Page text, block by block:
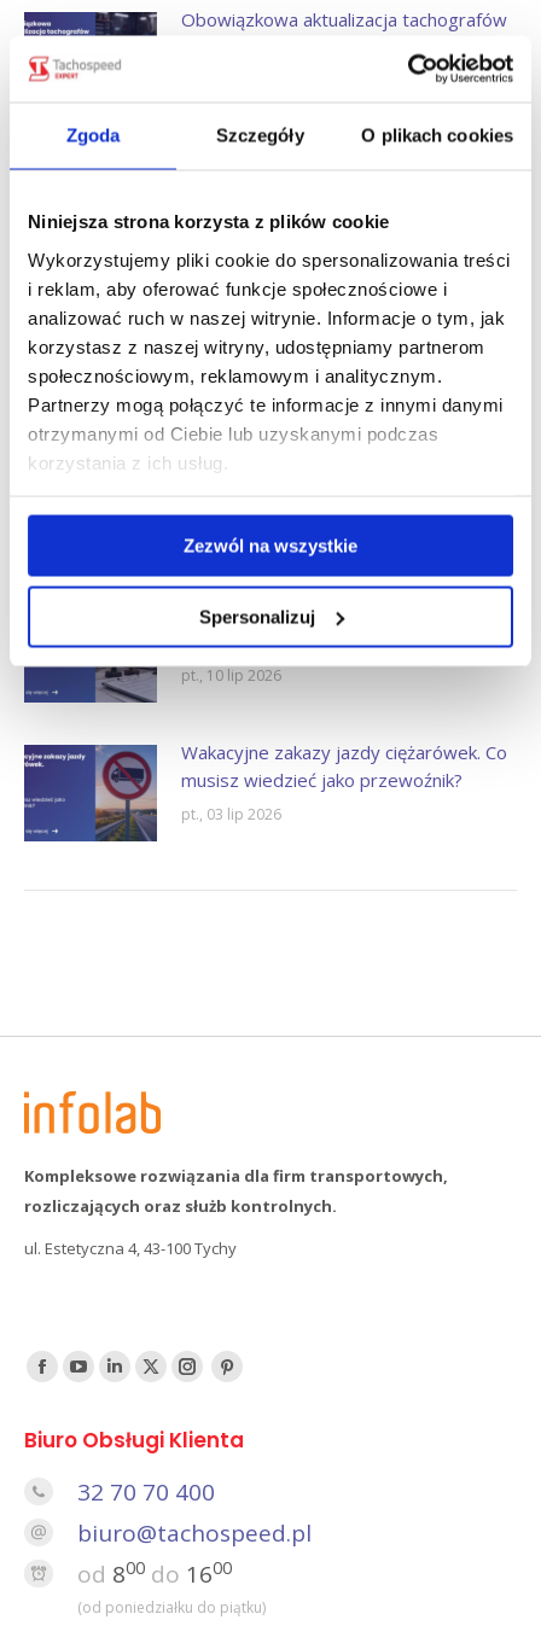
Zgoda Szczegóły O plikach cookies
Niniejsza strona korzysta z plików cookie
Wykorzystujemy pliki cookie do spersonalizowania treści
i reklam, aby oferować funkcje społecznościowe i
analizować ruch w naszej witrynie. Informacje o tym, jak
korzystasz z naszej witryny, udostępniamy partnerom
społecznościowym, reklamowym i analitycznym.
Partnerzy mogą połączyć te informacje z innymi danymi
otrzymanymi od Ciebie lub uzyskanymi podczas
korzystania z ich usług.
Zezwól na wszystkie
Spersonalizuj
Obowiązkowa aktualizacja tachografów
trzeba zaktualizować i kiedy?
2026 r.
pt., 31 lip 2026
Zwrot myta we Włoszech za korki.
Przewoźnik może odzyskać nawet
100% opłaty.
pt., 24 lip 2026
European Labour Authority (ELA)
transporcie międzynarodowym.
pt., 17 lip 2026
Kontrole umów cywilnoprawnych po 8
lipca 2026. PIP zapowiada nową jakość.
pt., 10 lip 2026
Wakacyjne zakazy jazdy ciężarówek. Co
musisz wiedzieć jako przewoźnik?
pt., 03 lip 2026
Kompleksowe rozwiązania dla firm transportowych,
rozliczających oraz służb kontrolnych.
ul. Estetyczna 4, 43-100 Tychy
Find us on:
FacebookYouTube
LinkedTwitterInstagramPinterest
Biuro Obsługi Klienta
32 70 70 400
biuro@tachospeed.pl
od 800 do 1600
(od poniedziałku do piątku)